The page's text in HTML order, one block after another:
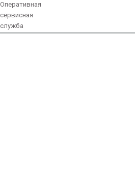
Оперативная
сервисная
служба